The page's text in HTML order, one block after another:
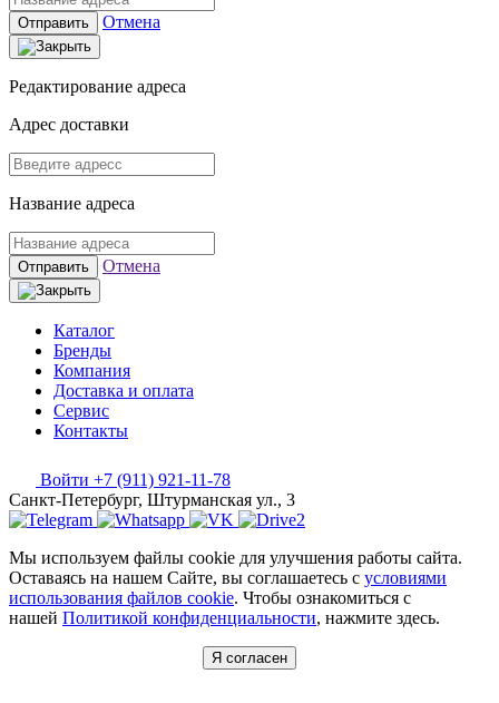
Отправить Отмена
Редактирование адреса
Адрес доставки
Название адреса
Отправить Отмена
Каталог
Бренды
Компания
Доставка и оплата
Сервис
Контакты
Войти +7 (911) 921-11-78
Санкт-Петербург, Штурманская ул., 3
Мы используем файлы cookie для улучшения работы сайта.
Оставаясь на нашем Сайте, вы соглашаетесь с условиями
использования файлов cookie. Чтобы ознакомиться с
нашей Политикой конфиденциальности, нажмите здесь.
Я согласен